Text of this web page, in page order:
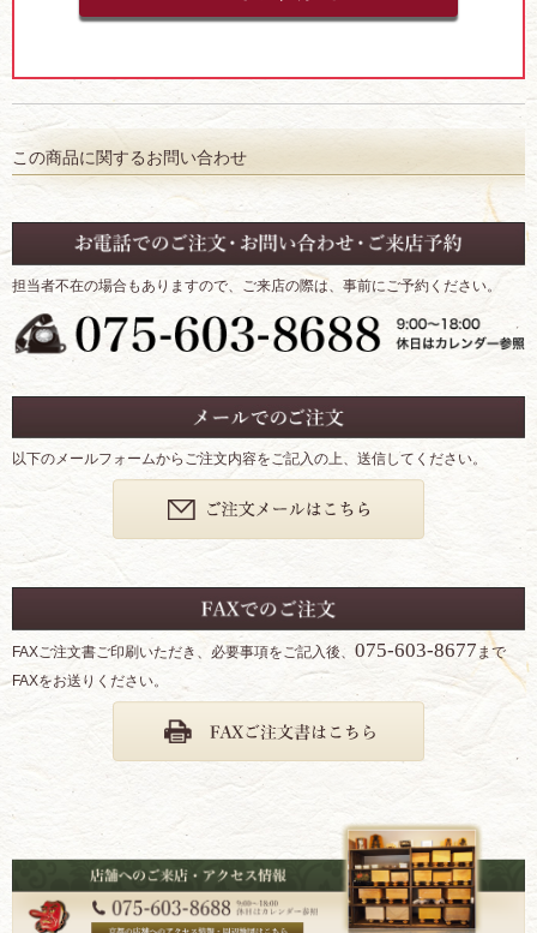
この商品に関するお問い合わせ
担当者不在の場合もありますので、ご来店の際は、事前にご予約ください。
以下のメールフォームからご注文内容をご記入の上、送信してください。
FAXご注文書ご印刷いただき、必要事項をご記入後、 075-603-8677 まで
FAXをお送りください。